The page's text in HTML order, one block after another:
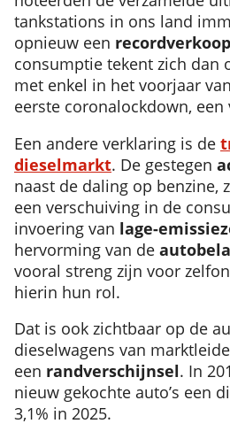
tankstations in ons land
opnieuw een recordverkoop
consumptie tekent zich dan
met enkel in het voorjaar
eerste coronalockdown, een
Een andere verklaring is de
dieselmarkt. De gestegen
naast de daling op benzine,
een verschuiving in de
invoering van lage-
hervorming van de
vooral streng zijn voor
hierin hun rol.
Dat is ook zichtbaar op de
dieselwagens van
een randverschijnsel. In
nieuw gekochte auto’s een
3,1% in 2025.